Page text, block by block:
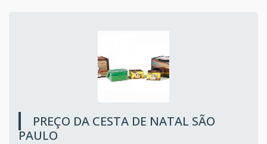
PREÇO DA CESTA DE NATAL SÃO
PAULO